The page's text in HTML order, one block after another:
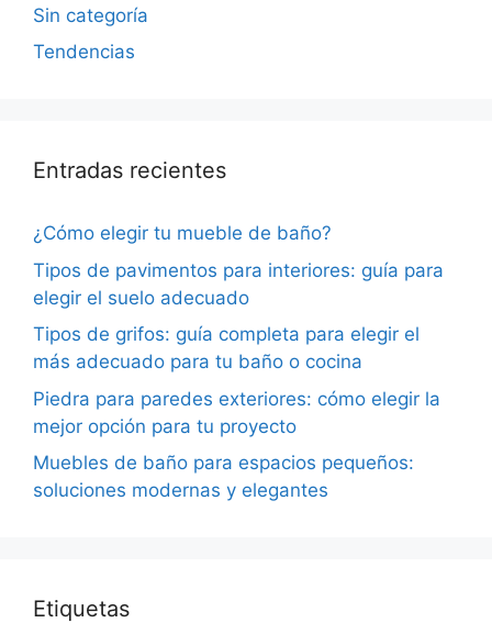
Sin categoría
Tendencias
Entradas recientes
¿Cómo elegir tu mueble de baño?
Tipos de pavimentos para interiores: guía para
elegir el suelo adecuado
Tipos de grifos: guía completa para elegir el
más adecuado para tu baño o cocina
Piedra para paredes exteriores: cómo elegir la
mejor opción para tu proyecto
Muebles de baño para espacios pequeños:
soluciones modernas y elegantes
Etiquetas